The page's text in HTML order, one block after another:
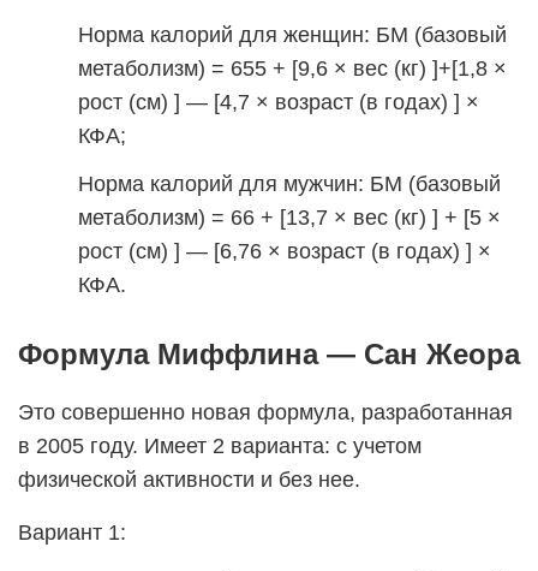
Норма калорий для женщин: БМ (базовый
метаболизм) = 655 + [9,6 × вес (кг) ]+[1,8 ×
рост (см) ] — [4,7 × возраст (в годах) ] ×
КФА;
Норма калорий для мужчин: БМ (базовый
метаболизм) = 66 + [13,7 × вес (кг) ] + [5 ×
рост (см) ] — [6,76 × возраст (в годах) ] ×
КФА.
Формула Миффлина — Сан Жеора
Это совершенно новая формула, разработанная
в 2005 году. Имеет 2 варианта: с учетом
физической активности и без нее.
Вариант 1: